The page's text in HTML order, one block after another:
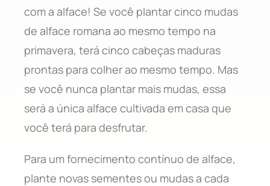
com a alface! Se você plantar cinco mudas
de alface romana ao mesmo tempo na
primavera, terá cinco cabeças maduras
prontas para colher ao mesmo tempo. Mas
se você nunca plantar mais mudas, essa
será a única alface cultivada em casa que
você terá para desfrutar.
Para um fornecimento contínuo de alface,
plante novas sementes ou mudas a cada